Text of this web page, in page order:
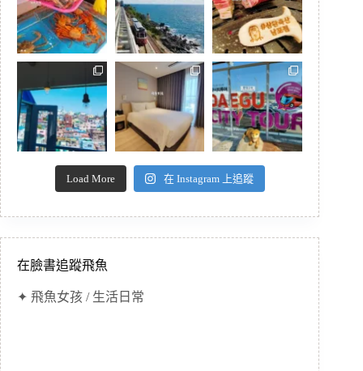
Load More 在 Instagram 上追蹤
在臉書追蹤飛魚
✦ 飛魚女孩 / 生活日常